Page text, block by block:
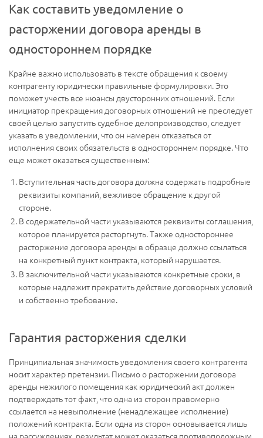
Как составить уведомление о
расторжении договора аренды в
одностороннем порядке
Крайне важно использовать в тексте обращения к своему
контрагенту юридически правильные формулировки. Это
поможет учесть все нюансы двусторонних отношений. Если
инициатор прекращения договорных отношений не преследует
своей целью запустить судебное делопроизводство, следует
указать в уведомлении, что он намерен отказаться от
исполнения своих обязательств в одностороннем порядке. Что
еще может оказаться существенным:
Вступительная часть договора должна содержать подробные
реквизиты компаний, вежливое обращение к другой
стороне.
В содержательной части указываются реквизиты соглашения,
которое планируется расторгнуть. Также одностороннее
расторжение договора аренды в образце должно ссылаться
на конкретный пункт контракта, который нарушается.
В заключительной части указываются конкретные сроки, в
которые надлежит прекратить действие договорных условий
и собственно требование.
Гарантия расторжения сделки
Принципиальная значимость уведомления своего контрагента
носит характер претензии. Письмо о расторжении договора
аренды нежилого помещения как юридический акт должен
подтверждать тот факт, что одна из сторон правомерно
ссылается на невыполнение (ненадлежащее исполнение)
положений контракта. Если одна из сторон основывается лишь
на рассуждениях, результат может оказаться противоположным.